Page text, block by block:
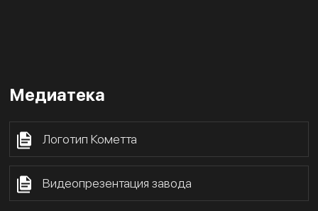
Медиатека
Логотип Кометта
Видеопрезентация завода